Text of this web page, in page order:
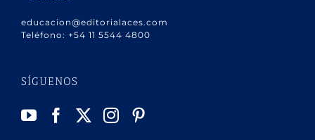
educacion@editorialaces.com
Teléfono: +54 11 5544 4800
SÍGUENOS